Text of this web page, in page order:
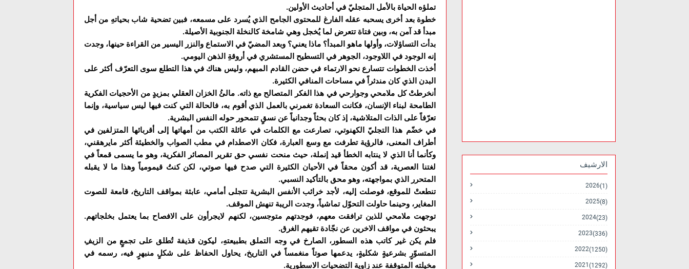
تملؤه الحياة بالأمل المتجليّ في أحاديث الأولين.
خطوة بعد أخرى يسحبه عقله الفارغ للمحتوى الجامح الذي يُسرد على مسمعه، فبين تضحية شاب بحياتهِ من أجل
مبدأ قد آمن به، وبين فتاة تتعرض لما يُخجل وهي شامخة كالنخلة الجنوبية الأصيلة.
بدأت التساؤلات، وأولها ماهو المبدأ؟ ماذا يعني؟ وبعد المضيّ في الاستماع والنزر اليسير من القراءة حينها، وجدت
إنه الوجود في اللاوجود، الجوهر في التسطيح المستشري في أروقةِ الذهن اليومي.
أخذت الخطوات تتسارع نحو الارتماء في حضن القادم المبهم، وليس هناك في هذا التطلع سوى التعرّف أكثر على
البدن الذي كان مندثراً في مساحات المنافي الكثيرة.
أنخرطتْ كل ملامحي وجوارحي في هذا الفكر المتصالح مع ذاته. مالئُ الخزان العقلي بمزيدٍ من الأحجيات الفكرية
الطامحة لبناء الإنسان، فكانت السعادة تغمرني بالعمل الذي أقوم به، فالحالة التي كنت فيها ليس سياسية، وإنما
تعرّفاً على الذات المتلاشية، إذ كان بحثاً وجدانياً عن نسقٍ تتمحور حوله النفس البشرية.
في خضّم هذا التجليّ الكهنوتي، تصارعت مع الكلمات في عائلة الكتب من أمهاتها إلى أقربائها المتزلفين في
أطراف المعنى، فالرؤية تطرفت مع وسع العبارة، فكان الاصطدام في مطب الصواب والخطيئة أكثر مايرهقني،
وكأنما أنا الذي لا ينتابه الخطأ قيد إنملة، حيث منحت نفسي حق تقرير المصائر الفكرية، وهو ما يسمى قمعاً في
لغتنا العصرية، قد أكون محقاً في الأحيان الكثيرة التي صدح فيها صوتي، لكن كنتُ قيمومياً وهذا ما لا يقبله
المتحرر الذي بمواجهته، وهو محق بالتأكيد النسبي.
تنطعتْ للموقع، فوصلت إليه، لأجد خرائب الأنفس البشرية تتجلى أمامي، عابثة بمواقف التاريخ، قامعة للصوت
المغاير، وحينما حاولت التحوّل تماشياً، وجدت الريبة تنهش الموقف.
توجهت ملامحي للذين ترافقت معهم، فوجدتهم متوجسين، لكنهم لايجرأون على الافصاح بما يعتمل بخلجاتهم.
يبحثون في مواقف الاخرين عن نجّادة تقيهم الغرق.
فلم يكن غير كاتب هذه السطور، الصارخ في وجه التملق بطبيعتهِ، ليكون قذيفة تُطلق على تجمعٍ من الزيفِ
المتسوّرٍ بشرعيةٍ شكليةٍ، يدعمها صوتاً منغمساً في التاريخ، يحاول الحفاظ على شكلٍ منبهرٍ فيه، رسمه في
مخيلته المتوقفة عند زاوية التضحيات الاسطورية.
الارشيف
2026 (1)
2025 (8)
2024 (23)
2023 (336)
2022 (1250)
2021 (1292)